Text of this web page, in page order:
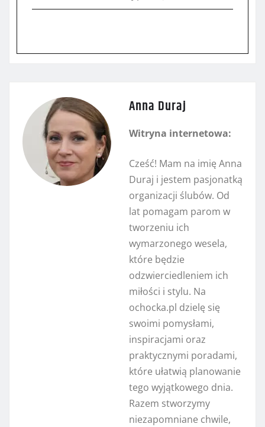
Anna Duraj
Witryna internetowa:
Cześć! Mam na imię Anna
Duraj i jestem pasjonatką
organizacji ślubów. Od
lat pomagam parom w
tworzeniu ich
wymarzonego wesela,
które będzie
odzwierciedleniem ich
miłości i stylu. Na
ochocka.pl dzielę się
swoimi pomysłami,
inspiracjami oraz
praktycznymi poradami,
które ułatwią planowanie
tego wyjątkowego dnia.
Razem stworzymy
niezapomniane chwile,